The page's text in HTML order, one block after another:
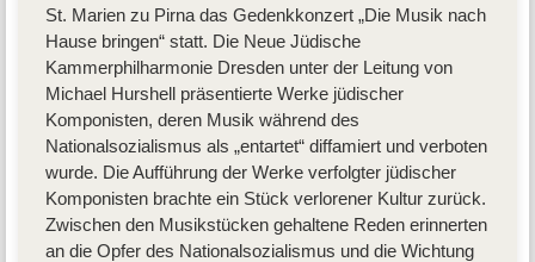
St. Marien zu Pirna das Gedenkkonzert „Die Musik nach
Hause bringen“ statt. Die Neue Jüdische
Kammerphilharmonie Dresden unter der Leitung von
Michael Hurshell präsentierte Werke jüdischer
Komponisten, deren Musik während des
Nationalsozialismus als „entartet“ diffamiert und verboten
wurde. Die Aufführung der Werke verfolgter jüdischer
Komponisten brachte ein Stück verlorener Kultur zurück.
Zwischen den Musikstücken gehaltene Reden erinnerten
an die Opfer des Nationalsozialismus und die Wichtung